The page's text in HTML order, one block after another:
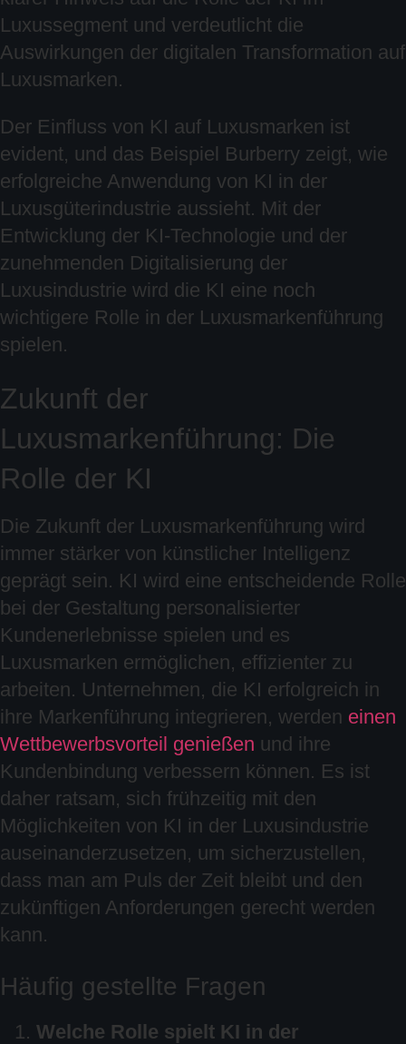
Luxussegment und verdeutlicht die
Auswirkungen der digitalen Transformation auf
Luxusmarken.
Der Einfluss von KI auf Luxusmarken ist
evident, und das Beispiel Burberry zeigt, wie
erfolgreiche Anwendung von KI in der
Luxusgüterindustrie aussieht. Mit der
Entwicklung der KI-Technologie und der
zunehmenden Digitalisierung der
Luxusindustrie wird die KI eine noch
wichtigere Rolle in der Luxusmarkenführung
spielen.
Zukunft der
Luxusmarkenführung: Die
Rolle der KI
Die Zukunft der Luxusmarkenführung wird
immer stärker von künstlicher Intelligenz
geprägt sein. KI wird eine entscheidende Rolle
bei der Gestaltung personalisierter
Kundenerlebnisse spielen und es
Luxusmarken ermöglichen, effizienter zu
arbeiten. Unternehmen, die KI erfolgreich in
ihre Markenführung integrieren, werden einen
Wettbewerbsvorteil genießen und ihre
Kundenbindung verbessern können. Es ist
daher ratsam, sich frühzeitig mit den
Möglichkeiten von KI in der Luxusindustrie
auseinanderzusetzen, um sicherzustellen,
dass man am Puls der Zeit bleibt und den
zukünftigen Anforderungen gerecht werden
kann.
Häufig gestellte Fragen
Welche Rolle spielt KI in der